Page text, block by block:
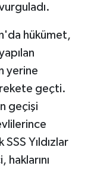
hükümet,
yerine
geçti.
geçişi
Yıldızlar